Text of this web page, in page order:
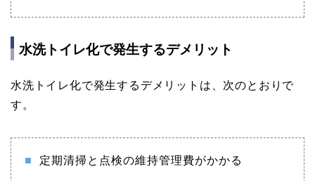
水洗トイレ化で発生するデメリット
水洗トイレ化で発生するデメリットは、次のとおりで
す。
定期清掃と点検の維持管理費がかかる